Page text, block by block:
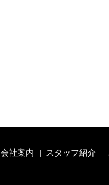
会社案内 スタッフ紹介